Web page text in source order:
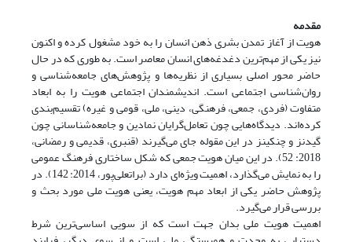
مقدمه
هویت از آغاز تمدن بشری ذهن انسان را به خود مشغول کرده و اکنون
نیز یکی از مهم‌ترین دغدغه‌های انسان معاصر است. به طوری که در حال
حاضر محور اصلی بسیاری از نظریه‌ها و پژوهش‌های جامعه‌شناسی و
روان‌شناسی اجتماعی است. اندیشمندان اجتماعی هویت را به ابعاد
متفاوت (فردی، جمعی، فرهنگی، دینی، ملی، قومی و غیره) تقسیم‌بندی
کرده‌اند. دیدگاه‌هایی چون تعامل‌گرایان نمادین و جامعه‌شناسانی چون
گیدنز و چنکینز در این مقوله جای می‌گیرند (قنبری، قدیمی و رمضانی،
2018: 52). در این میان هویت جمعی که شکل ساختاری فرهنگ عمومی
را به نمایش می‌گذارد، اهمیت ویژه‌ای دارد (براتعلی‌پور، 2014: 142). در
پژوهش حاضر یکی از ابعاد مهم هویت، یعنی هویت ملی مورد بحث و
بررسی قرار می‌گیرد.
اهمیت هویت ملی بدان جهت است که از سویی اساسی‌ترین شرط